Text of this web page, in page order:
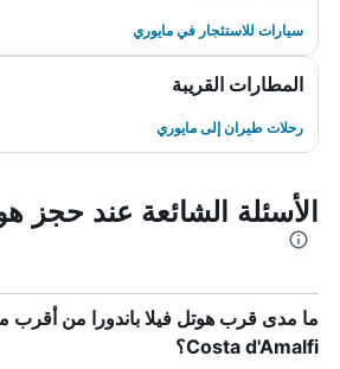
سيارات للاستئجار في مايوري
المطارات القريبة
رحلات طيران إلى مايوري
الأسئلة الشائعة عند حجز
ما مدى قرب هوتل فيلا باندورا من أقرب
Costa d'Amalfi؟